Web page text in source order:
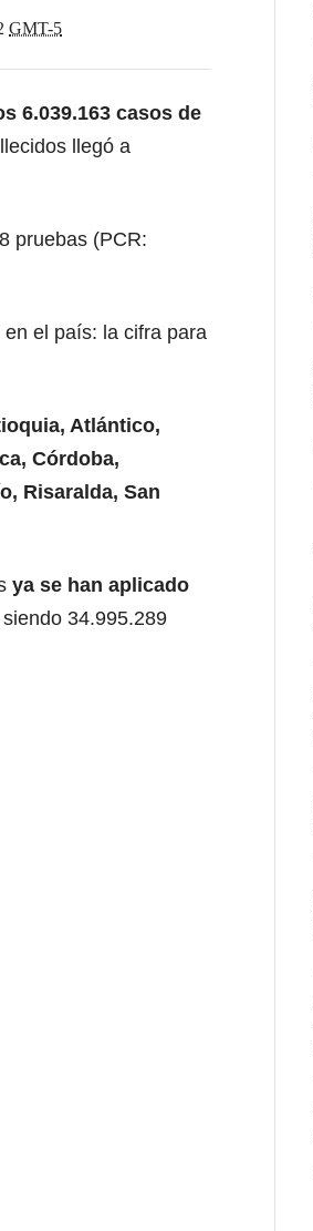
GMT-5
6.039.163 casos de
llegó a
pruebas (PCR:
el país: la cifra para
Atlántico,
Córdoba,
Risaralda, San
ya se han aplicado
siendo 34.995.289